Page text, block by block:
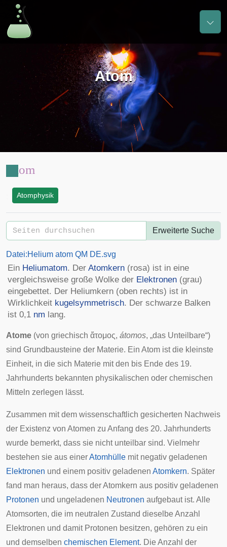
Atom
Atom
Atomphysik
Erweiterte Suche
Datei:Helium atom QM DE.svg
Ein Heliumatom. Der Atomkern (rosa) ist in eine
vergleichsweise große Wolke der Elektronen (grau)
eingebettet. Der Heliumkern (oben rechts) ist in
Wirklichkeit kugelsymmetrisch. Der schwarze Balken
ist 0,1 nm lang.
Atome (von griechisch ἄτομος, átomos, „das Unteilbare“)
sind Grundbausteine der Materie. Ein Atom ist die kleinste
Einheit, in die sich Materie mit den bis Ende des 19.
Jahrhunderts bekannten physikalischen oder chemischen
Mitteln zerlegen lässt.
Zusammen mit dem wissenschaftlich gesicherten Nachweis
der Existenz von Atomen zu Anfang des 20. Jahrhunderts
wurde bemerkt, dass sie nicht unteilbar sind. Vielmehr
bestehen sie aus einerAtomhülle mit negativ geladenen
Elektronen und einem positiv geladenen Atomkern. Später
fand man heraus, dass der Atomkern aus positiv geladenen
Protonen und ungeladenen Neutronen aufgebaut ist. Alle
Atomsorten, die im neutralen Zustand dieselbe Anzahl
Elektronen und damit Protonen besitzen, gehören zu ein
und demselben chemischen Element. Die Anzahl der